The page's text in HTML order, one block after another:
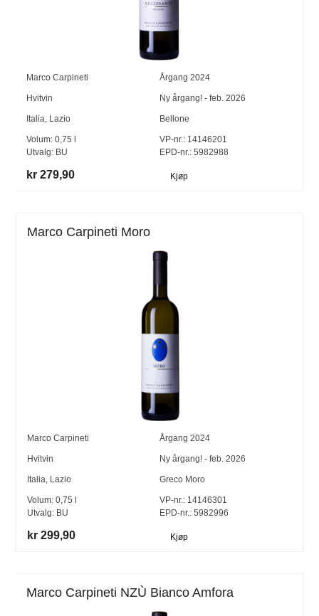
Marco Carpineti Årgang 2024
Hvitvin Ny årgang! - feb. 2026
Italia, Lazio Bellone
Volum:0,75 l
Utvalg: BU
VP-nr.:14146201
EPD-nr.: 5982988
kr 279,90 Kjøp
Marco Carpineti Moro
Marco Carpineti Årgang 2024
Hvitvin Ny årgang! - feb. 2026
Italia, Lazio Greco Moro
Volum:0,75 l
Utvalg: BU
VP-nr.: 14146301
EPD-nr.: 5982996
kr 299,90 Kjøp
Marco Carpineti NZÙ Bianco Amfora